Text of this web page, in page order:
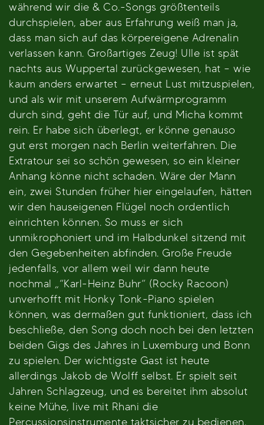
während wir die & Co.-Songs größtenteils
durchspielen, aber aus Erfahrung weiß man ja,
dass man sich auf das körpereigene Adrenalin
verlassen kann. Großartiges Zeug! Ulle ist spät
nachts aus Wuppertal zurückgewesen, hat – wie
kaum anders erwartet – erneut Lust mitzuspielen,
und als wir mit unserem Aufwärmprogramm
durch sind, geht die Tür auf, und Micha kommt
rein. Er habe sich überlegt, er könne genauso
gut erst morgen nach Berlin weiterfahren. Die
Extratour sei so schön gewesen, so ein kleiner
Anhang könne nicht schaden. Wäre der Mann
ein, zwei Stunden früher hier eingelaufen, hätten
wir den hauseigenen Flügel noch ordentlich
einrichten können. So muss er sich
unmikrophoniert und im Halbdunkel sitzend mit
den Gegebenheiten abfinden. Große Freude
jedenfalls, vor allem weil wir dann heute
nochmal „“Karl-Heinz Buhr“ (Rocky Racoon)
unverhofft mit Honky Tonk-Piano spielen
können, was dermaßen gut funktioniert, dass ich
beschließe, den Song doch noch bei den letzten
beiden Gigs des Jahres in Luxemburg und Bonn
zu spielen. Der wichtigste Gast ist heute
allerdings Jakob de Wolff selbst. Er spielt seit
Jahren Schlagzeug, und es bereitet ihm absolut
keine Mühe, live mit Rhani die
Percussionsinstrumente taktsicher zu bedienen.